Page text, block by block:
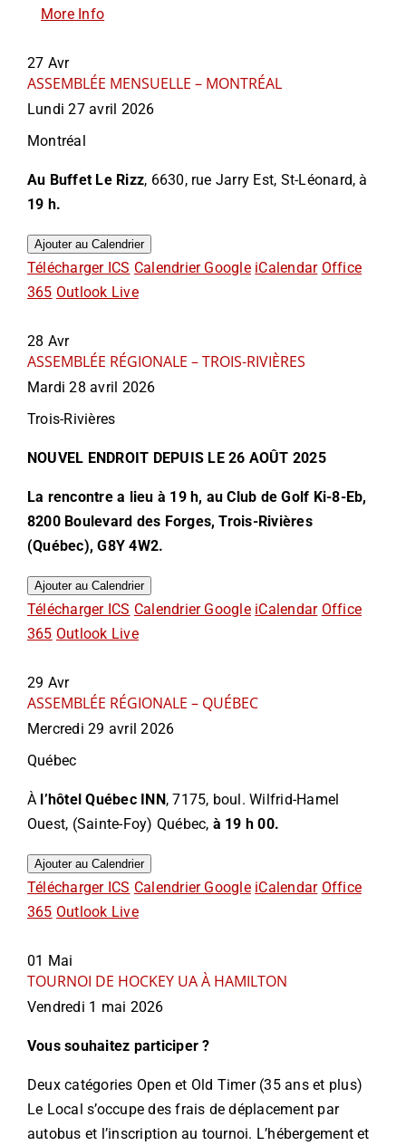
More Info
27 Avr
ASSEMBLÉE MENSUELLE – MONTRÉAL
Lundi 27 avril 2026
Montréal
Au Buffet Le Rizz, 6630, rue Jarry Est, St-Léonard, à
19 h.
Ajouter au Calendrier
Télécharger ICS Calendrier Google iCalendar Office
365 Outlook Live
28 Avr
ASSEMBLÉE RÉGIONALE – TROIS-RIVIÈRES
Mardi 28 avril 2026
Trois-Rivières
NOUVEL ENDROIT DEPUIS LE 26 AOÛT 2025
La rencontre a lieu à 19 h, au Club de Golf Ki-8-Eb,
8200 Boulevard des Forges, Trois-Rivières
(Québec), G8Y 4W2.
Ajouter au Calendrier
Télécharger ICS Calendrier Google iCalendar Office
365 Outlook Live
29 Avr
ASSEMBLÉE RÉGIONALE – QUÉBEC
Mercredi 29 avril 2026
Québec
À l’hôtel Québec INN, 7175, boul. Wilfrid-Hamel
Ouest, (Sainte-Foy) Québec, à 19 h 00.
Ajouter au Calendrier
Télécharger ICS Calendrier Google iCalendar Office
365 Outlook Live
01 Mai
TOURNOI DE HOCKEY UA À HAMILTON
Vendredi 1 mai 2026
Vous souhaitez participer ?
Deux catégories Openet Old Timer (35 ans et plus)
Le Local s’occupe des frais de déplacement par
autobus et l’inscription au tournoi. L’hébergement et